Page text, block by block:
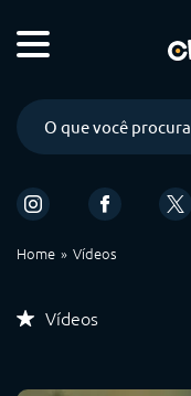
Home Vídeos
Vídeos